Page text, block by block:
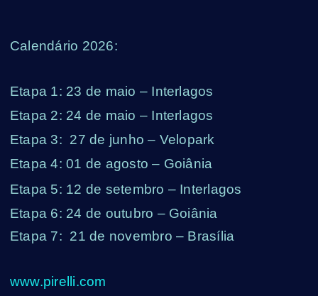
Calendário 2026:
Etapa 1: 23 de maio – Interlagos
Etapa 2: 24 de maio – Interlagos
Etapa 3: 27 de junho – Velopark
Etapa 4: 01 de agosto – Goiânia
Etapa 5: 12 de setembro – Interlagos
Etapa 6: 24 de outubro – Goiânia
Etapa 7: 21 de novembro – Brasília
www.pirelli.com